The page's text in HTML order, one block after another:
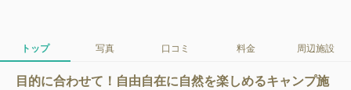
トップ 写真 口コミ 料金 周辺施設
目的に合わせて！自由自在に自然を楽しめるキャンプ施